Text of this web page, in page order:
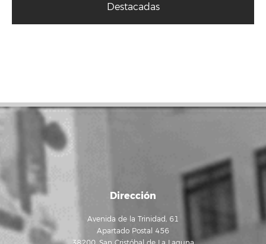
Destacadas
Dirección
Avenida de la Trinidad, 61
Apartado Postal 456